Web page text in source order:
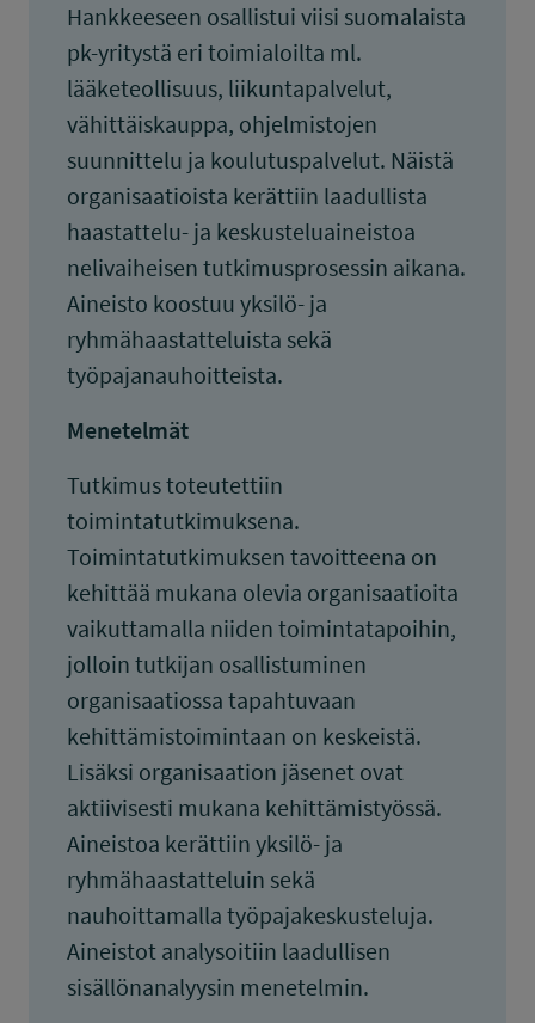
Hankkeeseen osallistui viisi suomalaista
pk-yritystä eri toimialoilta ml.
lääketeollisuus, liikuntapalvelut,
vähittäiskauppa, ohjelmistojen
suunnittelu ja koulutuspalvelut. Näistä
organisaatioista kerättiin laadullista
haastattelu- ja keskusteluaineistoa
nelivaiheisen tutkimusprosessin aikana.
Aineisto koostuu yksilö- ja
ryhmähaastatteluista sekä
työpajanauhoitteista.
Menetelmät
Tutkimus toteutettiin
toimintatutkimuksena.
Toimintatutkimuksen tavoitteena on
kehittää mukana olevia organisaatioita
vaikuttamalla niiden toimintatapoihin,
jolloin tutkijan osallistuminen
organisaatiossa tapahtuvaan
kehittämistoimintaan on keskeistä.
Lisäksi organisaation jäsenet ovat
aktiivisesti mukana kehittämistyössä.
Aineistoa kerättiin yksilö- ja
ryhmähaastatteluin sekä
nauhoittamalla työpajakeskusteluja.
Aineistot analysoitiin laadullisen
sisällönanalyysin menetelmin.